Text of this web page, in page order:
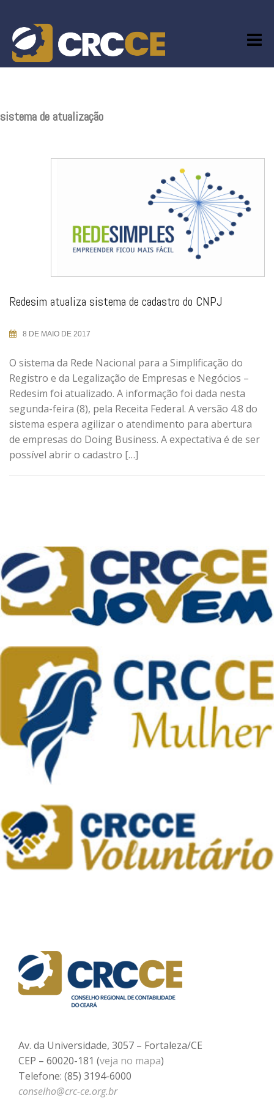
content
sistema de atualização
Redesim atualiza sistema de cadastro do CNPJ
8 DE MAIO DE 2017
O sistema da Rede Nacional para a Simplificação do
Registro e da Legalização de Empresas e Negócios –
Redesim foi atualizado. A informação foi dada nesta
segunda-feira (8), pela Receita Federal. A versão 4.8 do
sistema espera agilizar o atendimento para abertura
de empresas do Doing Business. A expectativa é de ser
possível abrir o cadastro […]
Av. da Universidade, 3057 – Fortaleza/CE
CEP – 60020-181 (veja no mapa)
Telefone: (85) 3194-6000
conselho@crc-ce.org.br